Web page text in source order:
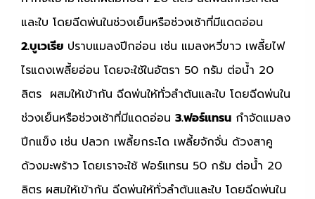
และใบ โดยฉีดพ่นในช่วงเย็นหรือช่วงเช้าที่มีแดดอ่อน
2.บูเวเรีย ปราบแมลงปีกอ่อน เช่น แมลงหวี่ขาว เพลี้ยไฟ
ไรแดงเพลี้ยอ่อน โดยจะใช้ในอัตรา 50 กรัม ต่อน้ำ 20
ลิตร ผสมให้เข้ากัน ฉีดพ่นให้ทั่วลำต้นและใบ โดยฉีดพ่นใน
ช่วงเย็นหรือช่วงเช้าที่มีแดดอ่อน 3.ฟอร์แทรน กำจัดแมลง
ปีกแข็ง เช่น ปลวก เพลี้ยกระโด เพลี้ยจักจั่น ด้วงสาคู
ด้วงมะพร้าว โดยเราจะใช้ ฟอร์แทรน 50 กรัม ต่อน้ำ 20
ลิตร ผสมให้เข้ากัน ฉีดพ่นให้ทั่วลำต้นและใบ โดยฉีดพ่นใน